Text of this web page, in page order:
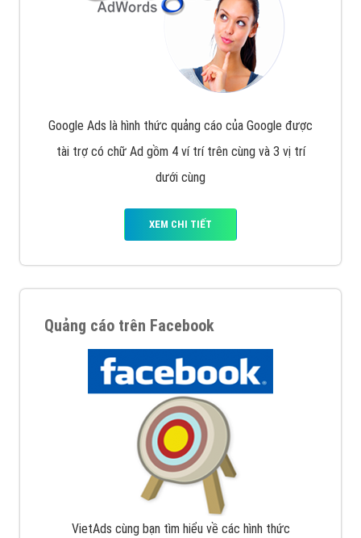
Google Ads là hình thức quảng cáo của Google được
tài trợ có chữ Ad gồm 4 ví trí trên cùng và 3 vị trí
dưới cùng
XEM CHI TIẾT
Quảng cáo trên Facebook
VietAds cùng bạn tìm hiểu về các hình thức